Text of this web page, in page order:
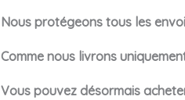
Nous protégeons tous les
Comme nous livrons
Vous pouvez désormais